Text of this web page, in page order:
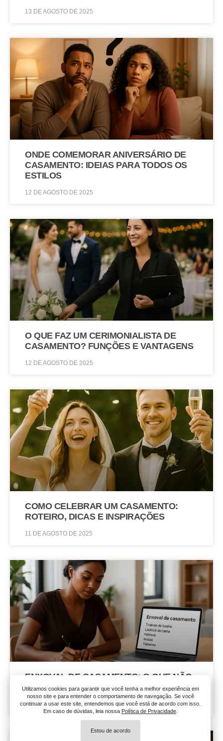
13 DE AGOSTO DE 2025
ONDE COMEMORAR ANIVERSÁRIO DE
CASAMENTO: IDEIAS PARA TODOS OS
ESTILOS
12 DE AGOSTO DE 2025
O QUE FAZ UM CERIMONIALISTA DE
CASAMENTO? FUNÇÕES E VANTAGENS
12 DE AGOSTO DE 2025
COMO CELEBRAR UM CASAMENTO:
ROTEIRO, DICAS E INSPIRAÇÕES
11 DE AGOSTO DE 2025
ENXOVAL DE CASAMENTO: O QUE NÃO
PODE FALTAR NA SUA LISTA
11 DE AGOSTO DE 2025
Utilizamos cookies para garantir que você tenha a melhor experiência em
nosso site e para entender o comportamento de navegação. Se você
continuar a usar este site, entendemos que você está de acordo com isso.
Em caso de dúvidas, leia nossa Política de Privacidade.
Estou de acordo